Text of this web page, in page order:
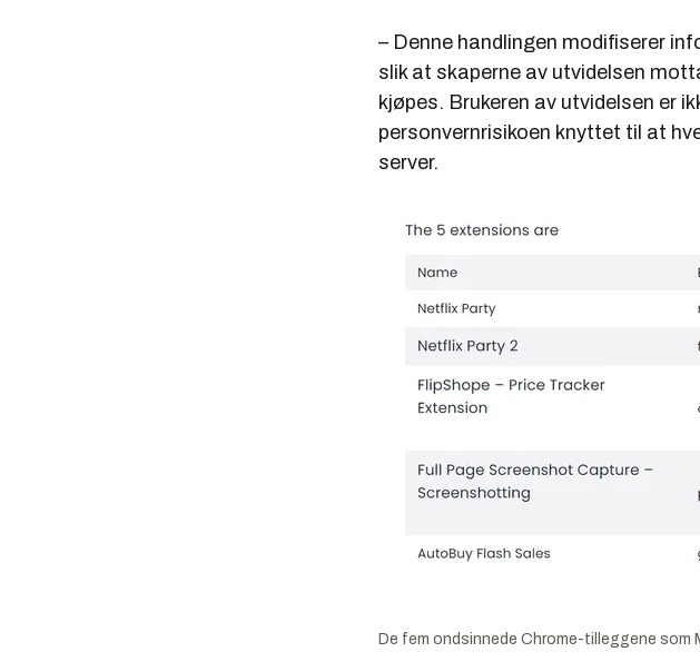
– Denne handlingen modifiserer
slik at skaperne av utvidelsen
kjøpes. Brukeren av utvidelsen er
personvernrisikoen knyttet til at
server.
De fem ondsinnede Chrome-tilleggene